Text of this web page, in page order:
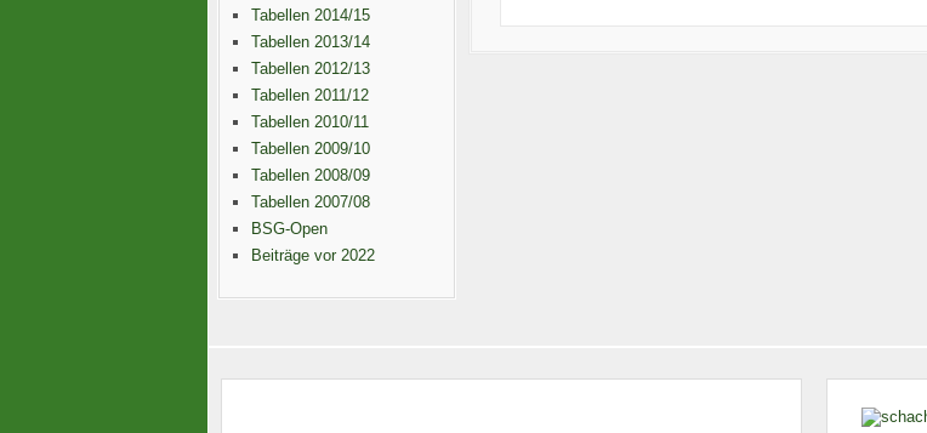
Tabellen 2014/15
Tabellen 2013/14
Tabellen 2012/13
Tabellen 2011/12
Tabellen 2010/11
Tabellen 2009/10
Tabellen 2008/09
Tabellen 2007/08
BSG-Open
Beiträge vor 2022